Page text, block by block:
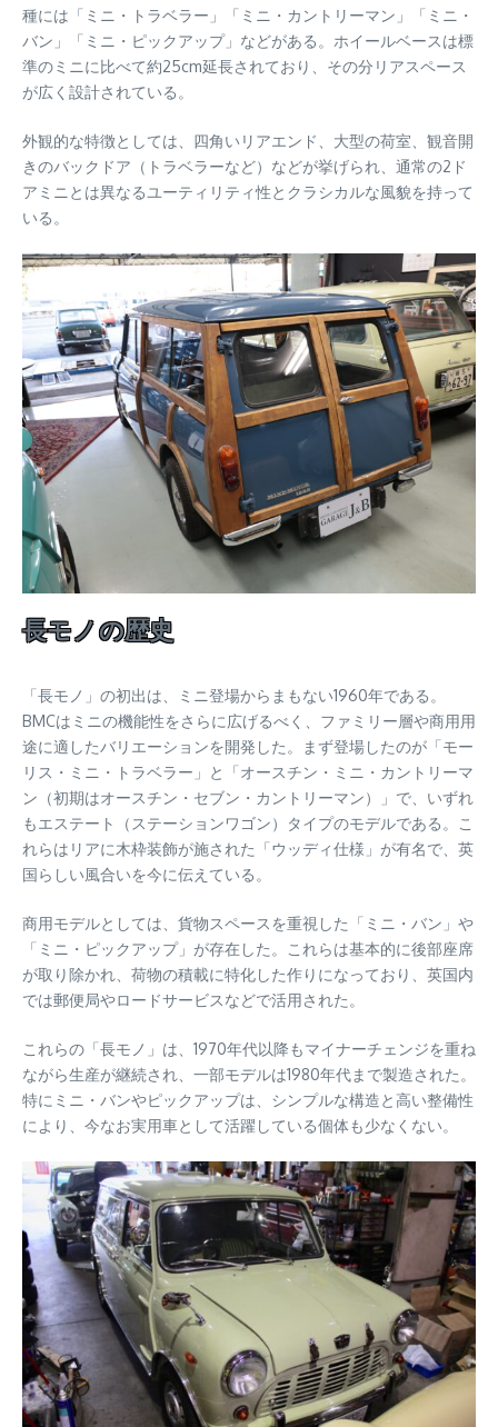
種には「ミニ・トラベラー」「ミニ・カントリーマン」「ミニ・
バン」「ミニ・ピックアップ」などがある。ホイールベースは標
準のミニに比べて約25cm延長されており、その分リアスペース
が広く設計されている。
外観的な特徴としては、四角いリアエンド、大型の荷室、観音開
きのバックドア（トラベラーなど）などが挙げられ、通常の2ド
アミニとは異なるユーティリティ性とクラシカルな風貌を持って
いる。
長モノの歴史
「長モノ」の初出は、ミニ登場からまもない1960年である。
BMCはミニの機能性をさらに広げるべく、ファミリー層や商用用
途に適したバリエーションを開発した。まず登場したのが「モー
リス・ミニ・トラベラー」と「オースチン・ミニ・カントリーマ
ン（初期はオースチン・セブン・カントリーマン）」で、いずれ
もエステート（ステーションワゴン）タイプのモデルである。こ
れらはリアに木枠装飾が施された「ウッディ仕様」が有名で、英
国らしい風合いを今に伝えている。
商用モデルとしては、貨物スペースを重視した「ミニ・バン」や
「ミニ・ピックアップ」が存在した。これらは基本的に後部座席
が取り除かれ、荷物の積載に特化した作りになっており、英国内
では郵便局やロードサービスなどで活用された。
これらの「長モノ」は、1970年代以降もマイナーチェンジを重ね
ながら生産が継続され、一部モデルは1980年代まで製造された。
特にミニ・バンやピックアップは、シンプルな構造と高い整備性
により、今なお実用車として活躍している個体も少なくない。